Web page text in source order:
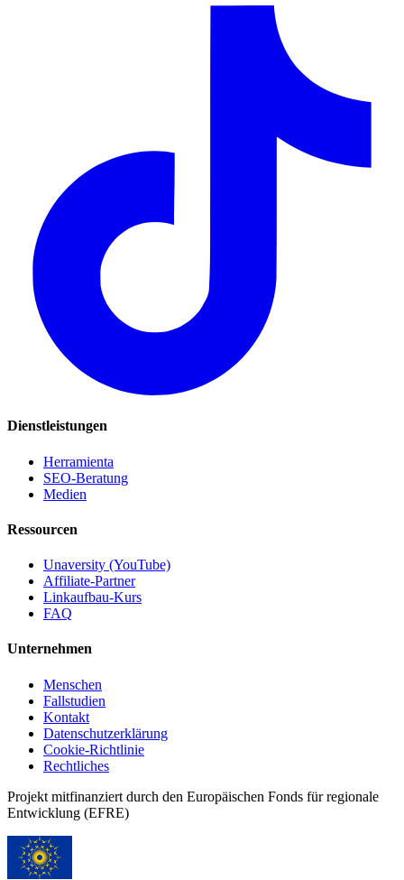
Dienstleistungen
Herramienta
SEO-Beratung
Medien
Ressourcen
Unaversity (YouTube)
Affiliate-Partner
Linkaufbau-Kurs
FAQ
Unternehmen
Menschen
Fallstudien
Kontakt
Datenschutzerklärung
Cookie-Richtlinie
Rechtliches
Projekt mitfinanziert durch den Europäischen Fonds für regionale
Entwicklung (EFRE)